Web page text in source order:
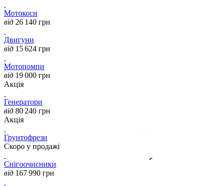
Мотокоси
від 26 140 грн
Двигуни
від 15 624 грн
Мотопомпи
від 19 000 грн
Акція
Генератори
від 80 240 грн
Акція
Грунтофрези
Скоро у продажі
Снігоочисники
від 167 990 грн